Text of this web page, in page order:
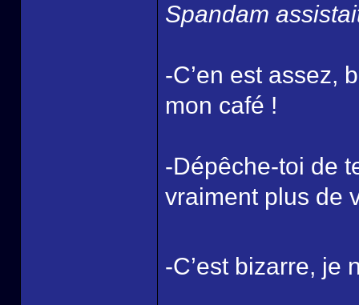
Spandam
-C’en est assez,
mon café !
-Dépêche-toi de
vraiment plus de
-C’est bizarre, je